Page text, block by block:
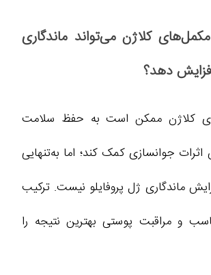
کلاژن می‌تواند ماندگاری
افزایش دهد؟
کلاژن ممکن است به حفظ سلامت
جوانسازی کمک کند؛ اما به‌تنهایی
ماندگاری ژل پروفایلو نیست. ترکیب
و مراقبت پوستی بهترین نتیجه را